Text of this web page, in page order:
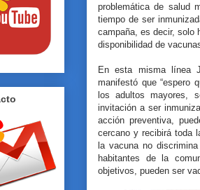
problemática de salud
tiempo de ser
campaña, es decir, solo
disponibilidad de
En esta misma línea
manifestó que “espero
los adultos mayores,
invitación a ser
acción preventiva,
cercano y recibirá toda
la vacuna no
habitantes de la
objetivos, pueden ser